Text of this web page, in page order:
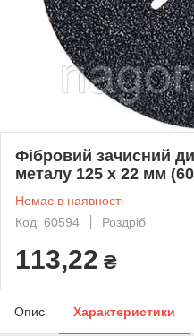
Фібровий зачисний
металу 125 x 22 мм
Немає в наявності
Код: 60594
Роздріб
113,22 ₴
Опис Характеристики